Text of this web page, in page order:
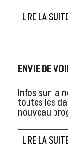
LIRE LA
ENVIE DE
Infos sur la
toutes les
nouveau
LIRE LA